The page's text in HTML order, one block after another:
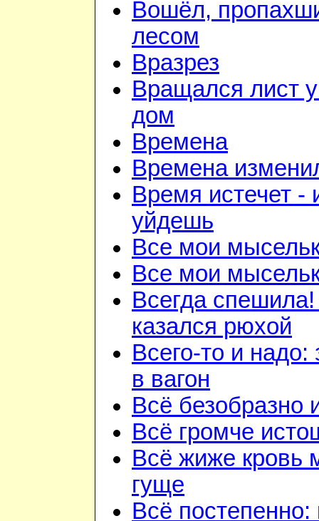
Вошёл,
лесом
Вразрез
Вращался лист
дом
Времена
Времена
Время истечет -
уйдешь
Все мои
Все мои
Всегда
казался рюхой
Всего-то и надо:
в вагон
Всё безобразно
Всё громче
Всё жиже кровь
гуще
Всё постепенно: